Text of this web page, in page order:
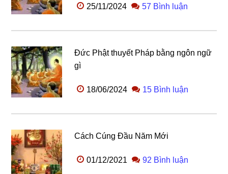
25/11/2024 57 Bình luận
Đức Phật thuyết Pháp bằng ngôn ngữ
gì
18/06/2024 15 Bình luận
Cách Cúng Đầu Năm Mới
01/12/2021 92 Bình luận